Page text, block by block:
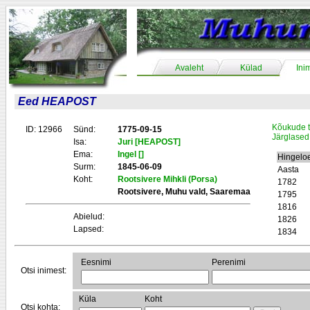
Avaleht Külad
Eed HEAPOST
ID: 12966 Sünd:
1775-09-15
Isa:
Juri [HEAPOST]
Ema:
Ingel []
Surm:
1845-06-09
Koht:
Rootsivere Mihkli (Porsa)
Rootsivere, Muhu vald, Saaremaa
Abielud:
Lapsed:
Kõukude
Järglased
Aasta
1782
1795
1816
1826
1834
Otsi inimest:
Eesnimi Perenimi
Otsi kohta:
Küla Koht